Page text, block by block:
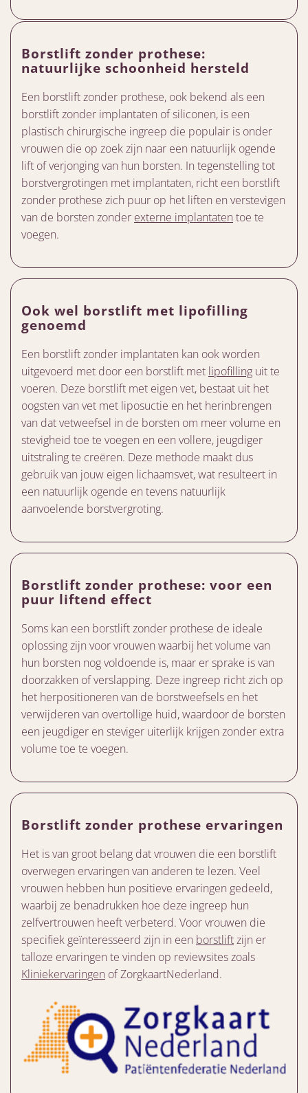
Borstlift zonder prothese:
natuurlijke schoonheid hersteld
Een borstlift zonder prothese, ook bekend als een
borstlift zonder implantaten of siliconen, is een
plastisch chirurgische ingreep die populair is onder
vrouwen die op zoek zijn naar een natuurlijk ogende
lift of verjonging van hun borsten. In tegenstelling tot
borstvergrotingen met implantaten, richt een borstlift
zonder prothese zich puur op het liften en verstevigen
van de borsten zonder externe implantaten toe te
voegen.
Ook wel borstlift met lipofilling
genoemd
Een borstlift zonder implantaten kan ook worden
uitgevoerd met door een borstlift met lipofilling uit te
voeren. Deze borstlift met eigen vet, bestaat uit het
oogsten van vet met liposuctie en het herinbrengen
van dat vetweefsel in de borsten om meer volume en
stevigheid toe te voegen en een vollere, jeugdiger
uitstraling te creëren. Deze methode maakt dus
gebruik van jouw eigen lichaamsvet, wat resulteert in
een natuurlijk ogende en tevens natuurlijk
aanvoelende borstvergroting.
Borstlift zonder prothese: voor een
puur liftend effect
Soms kan een borstlift zonder prothese de ideale
oplossing zijn voor vrouwen waarbij het volume van
hun borsten nog voldoende is, maar er sprake is van
doorzakken of verslapping. Deze ingreep richt zich op
het herpositioneren van de borstweefsels en het
verwijderen van overtollige huid, waardoor de borsten
een jeugdiger en steviger uiterlijk krijgen zonder extra
volume toe te voegen.
Borstlift zonder prothese ervaringen
Het is van groot belang dat vrouwen die een borstlift
overwegen ervaringen van anderen te lezen. Veel
vrouwen hebben hun positieve ervaringen gedeeld,
waarbij ze benadrukken hoe deze ingreep hun
zelfvertrouwen heeft verbeterd. Voor vrouwen die
specifiek geïnteresseerd zijn in een borstliftzijn er
talloze ervaringen te vinden op reviewsites zoals
Kliniekervaringen of ZorgkaartNederland.